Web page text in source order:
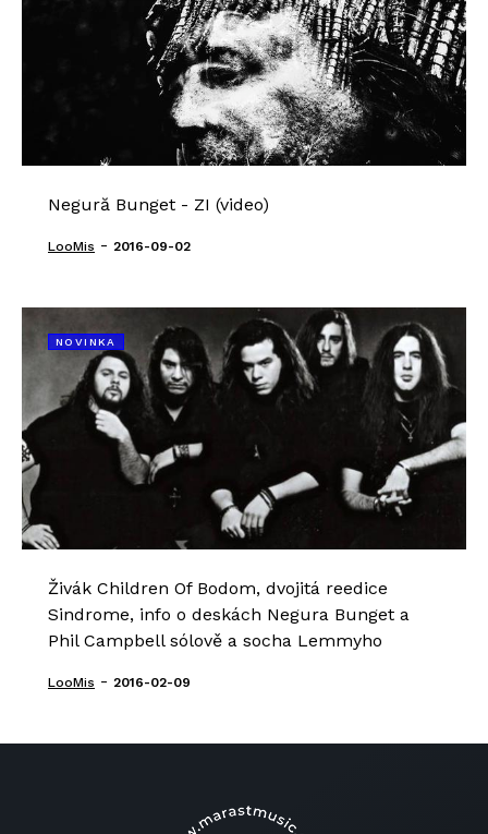
Negură Bunget - ZI (video)
LooMis - 2016-09-02
NOVINKA
Živák Children Of Bodom, dvojitá reedice
Sindrome, info o deskách Negura Bunget a
Phil Campbell sólově a socha Lemmyho
LooMis - 2016-02-09